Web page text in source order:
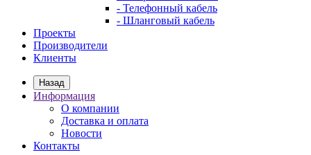
- Телефонный кабель
- Шланговый кабель
Проекты
Производители
Клиенты
Назад
Информация
О компании
Доставка и оплата
Новости
Контакты